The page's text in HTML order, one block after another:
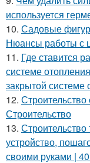
используется
10. Садовые
Нюансы работы с
11. Где ставится
системе
закрытой системе
12.
Строительство
13.
устройство,
своими руками |